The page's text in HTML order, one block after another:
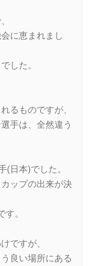
に恵まれまし
した。
るものですが、
手は、全然違う
(日本)でした。
ップの出来が決
。
ですが、
良い場所にある